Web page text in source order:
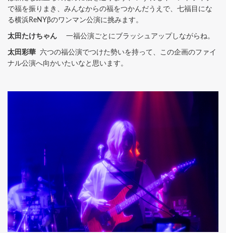
で福を振りまき、みんなからの福をつかんだうえで、七福目にな
る横浜ReNYβのワンマン公演に挑みます。
太田たけちゃん 一福公演ごとにブラッシュアップしながらね。
太田彩華 六つの福公演でつけた勢いを持って、この企画のファイ
ナル公演へ向かいたいなと思います。